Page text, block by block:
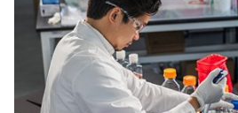
열
림